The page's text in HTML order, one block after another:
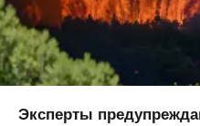
Эксперты